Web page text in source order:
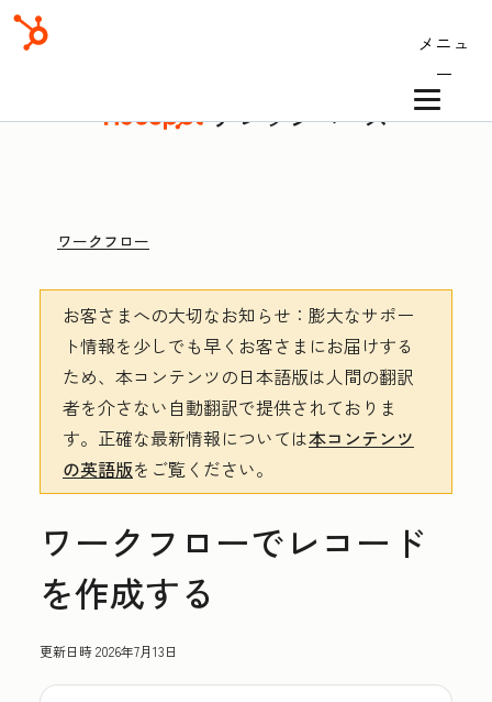
メニュ
ー
ナレッジベース
ワークフロー
お客さまへの大切なお知らせ ：膨大なサポー
ト情報を少しでも早くお客さまにお届けする
ため、本コンテンツの日本語版は人間の翻訳
者を介さない自動翻訳で提供されておりま
す。 正確な最新情報については本コンテンツ
の英語版をご覧ください。
ワークフローでレコード
を作成する
更新日時2026年7月13日